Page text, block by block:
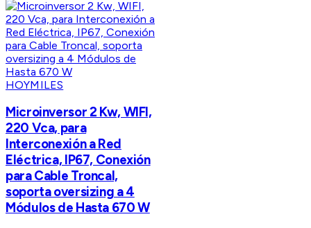
HOYMILES
Microinversor 2 Kw, WIFI,
220 Vca, para
Interconexión a Red
Eléctrica, IP67, Conexión
para Cable Troncal,
soporta oversizing a 4
Módulos de Hasta 670 W